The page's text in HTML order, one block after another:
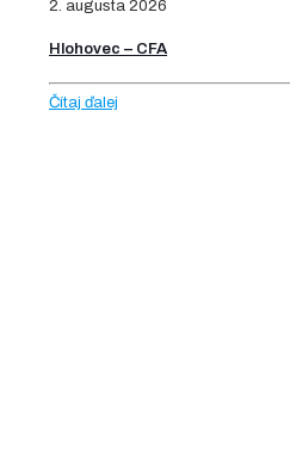
2. augusta 2026
Hlohovec – CFA
Čítaj ďalej